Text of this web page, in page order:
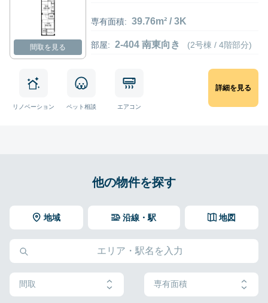
間取を見る
専有面積: 39.76m² / 3K
部屋: 2-404 南東向き (2号棟 / 4階部分)
リノベーション ペット相談 エアコン
詳細を見る
他の物件を探す
地域 地図
沿線・駅
間取 専有面積